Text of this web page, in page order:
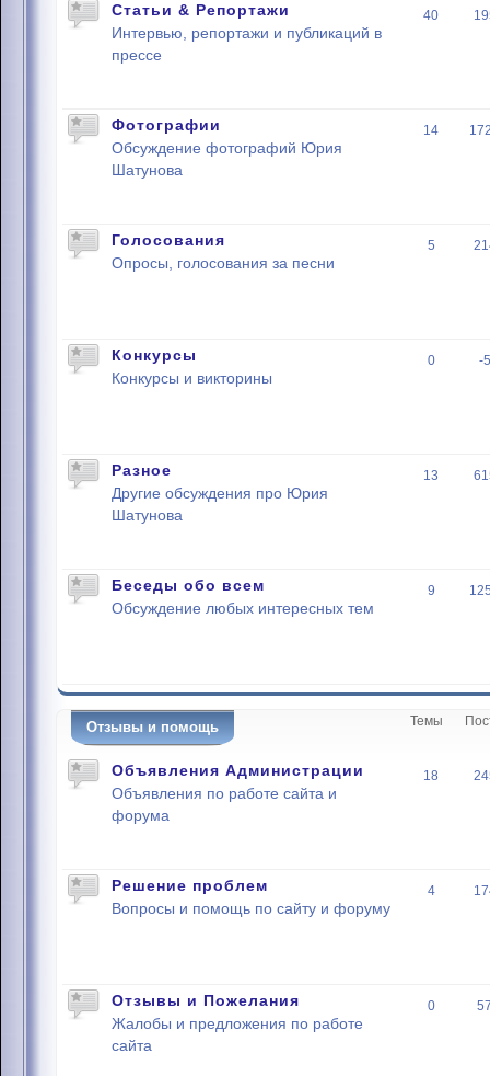
Статьи & Репортажи
Интервью, репортажи и публикаций в
прессе
40
Фотографии
Обсуждение фотографий Юрия
Шатунова
14
Голосования
Опросы, голосования за песни
5
Конкурсы
Конкурсы и викторины
0 -
Разное
Другие обсуждения про Юрия
Шатунова
13
Беседы обо всем
Обсуждение любых интересных тем
9
Отзывы и помощь Темы
Объявления Администрации
Объявления по работе сайта и
форума
18
Решение проблем
Вопросы и помощь по сайту и форуму
4
Отзывы и Пожелания
Жалобы и предложения по работе
сайта
0